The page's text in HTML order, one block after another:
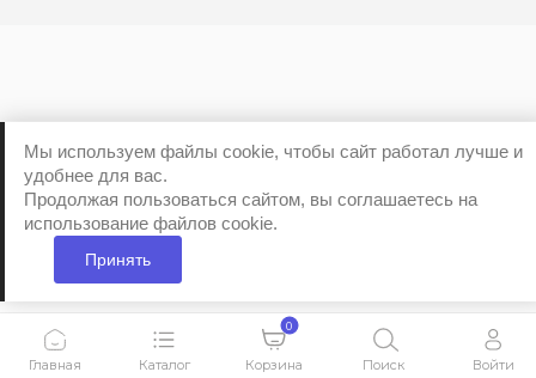
Мы используем файлы cookie, чтобы сайт работал лучше и
удобнее для вас.
Продолжая пользоваться сайтом, вы соглашаетесь на
использование файлов cookie.
Принять
Главная Каталог
0
Корзина Поиск Войти